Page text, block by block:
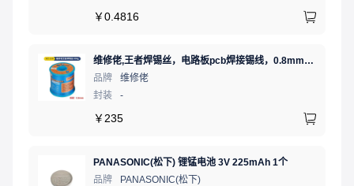
￥0.4816
维修佬,王者焊锡丝，电路板pcb焊接锡线，0.8mm800g,1个
品牌
维修佬
封装
-
￥ 235
PANASONIC(松下) 锂锰电池 3V 225mAh 1个
品牌
PANASONIC(松下)